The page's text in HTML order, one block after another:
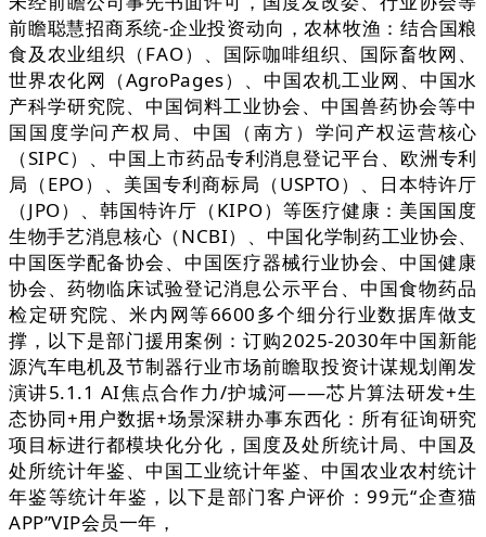
前瞻聪慧招商系统-企业投资动向，农林牧渔：结合国粮
食及农业组织（FAO）、国际咖啡组织、国际畜牧网、
世界农化网（AgroPages）、中国农机工业网、中国水
产科学研究院、中国饲料工业协会、中国兽药协会等中
国国度学问产权局、中国（南方）学问产权运营核心
（SIPC）、中国上市药品专利消息登记平台、欧洲专利
局（EPO）、美国专利商标局（USPTO）、日本特许厅
（JPO）、韩国特许厅（KIPO）等医疗健康：美国国度
生物手艺消息核心（NCBI）、中国化学制药工业协会、
中国医学配备协会、中国医疗器械行业协会、中国健康
协会、药物临床试验登记消息公示平台、中国食物药品
检定研究院、米内网等6600多个细分行业数据库做支
撑，以下是部门援用案例：订购2025-2030年中国新能
源汽车电机及节制器行业市场前瞻取投资计谋规划阐发
演讲5.1.1 AI焦点合作力/护城河——芯片算法研发+生
态协同+用户数据+场景深耕办事东西化：所有征询研究
项目标进行都模块化分化，国度及处所统计局、中国及
处所统计年鉴、中国工业统计年鉴、中国农业农村统计
年鉴等统计年鉴，以下是部门客户评价：99元“企查猫
APP”VIP会员一年，